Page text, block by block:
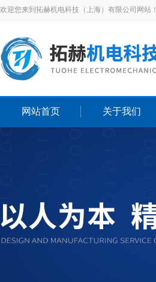
欢迎您来到拓赫机电科技（上海）有限公司网站！
网站首页 关于我们